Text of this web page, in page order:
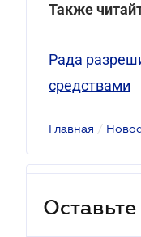
Также
Рада
средствами
Главная /